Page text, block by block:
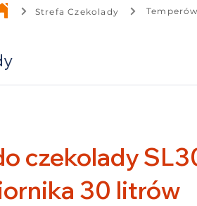
Strefa Czekolady
czekolady
30 litrów